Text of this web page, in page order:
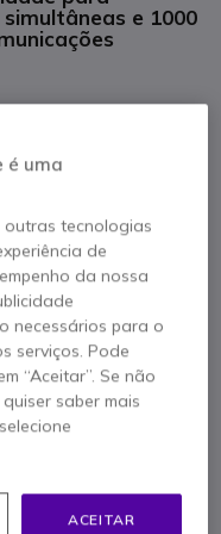
e 1000
AO CARRINHO
é uma
outras tecnologias
de
da nossa
necessários para o
serviços. Pode
“Aceitar”. Se não
saber mais
ACEITAR